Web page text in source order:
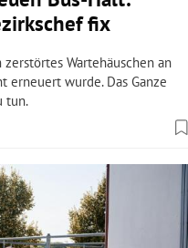
fix
Wartehäuschen an
erneuert wurde. Das Ganze
tun.